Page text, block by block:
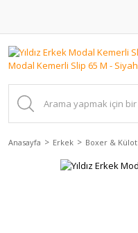
Anasayfa Erkek Boxer & Külot